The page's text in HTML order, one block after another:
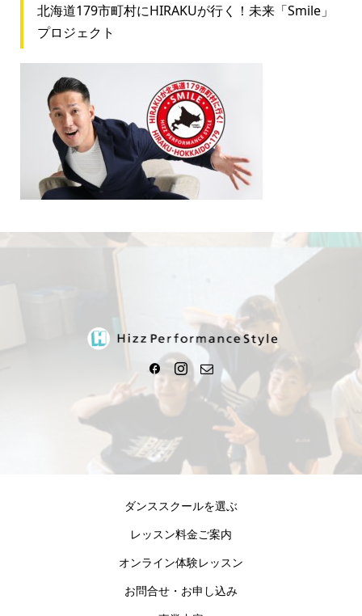
北海道179市町村にHIRAKUが行く！未来「Smile」
プロジェクト
ダンススクールを選ぶ
レッスン料金ご案内
オンライン体験レッスン
お問合せ・お申し込み